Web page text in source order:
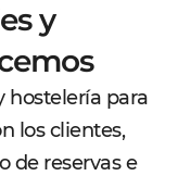
y
hostelería para
los clientes,
de reservas e